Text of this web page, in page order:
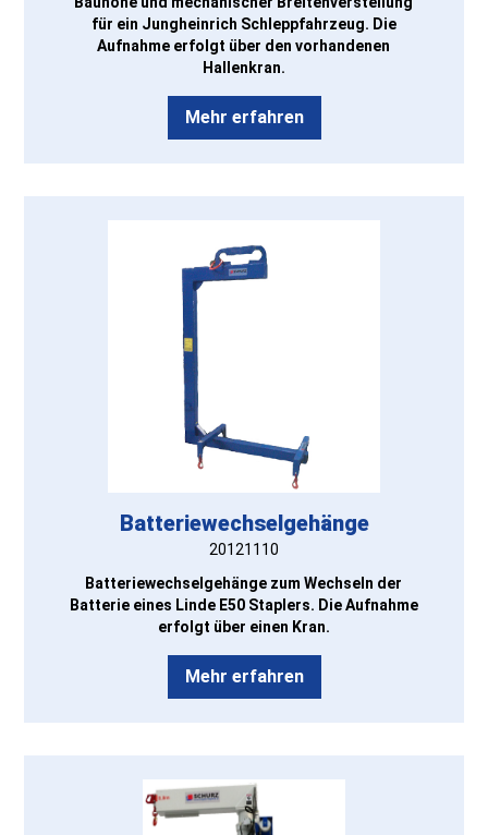
für ein Jungheinrich Schleppfahrzeug. Die
Aufnahme erfolgt über den vorhandenen
Hallenkran.
Mehr erfahren
Batteriewechselgehänge
20121110
Batteriewechselgehänge zum Wechseln der
Batterie eines Linde E50 Staplers. Die Aufnahme
erfolgt über einen Kran.
Mehr erfahren